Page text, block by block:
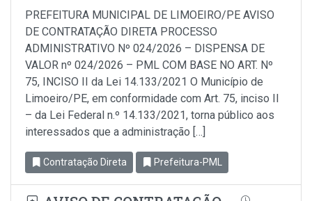
PREFEITURA MUNICIPAL DE LIMOEIRO/PE AVISO
DE CONTRATAÇÃO DIRETA PROCESSO
ADMINISTRATIVO Nº 024/2026 – DISPENSA DE
VALOR nº 024/2026 – PML COM BASE NO ART. Nº
75, INCISO II da Lei 14.133/2021 O Município de
Limoeiro/PE, em conformidade com Art. 75, inciso Il
– da Lei Federal n.º 14.133/2021, torna público aos
interessados que a administração […]
Contratação Direta Prefeitura-PML